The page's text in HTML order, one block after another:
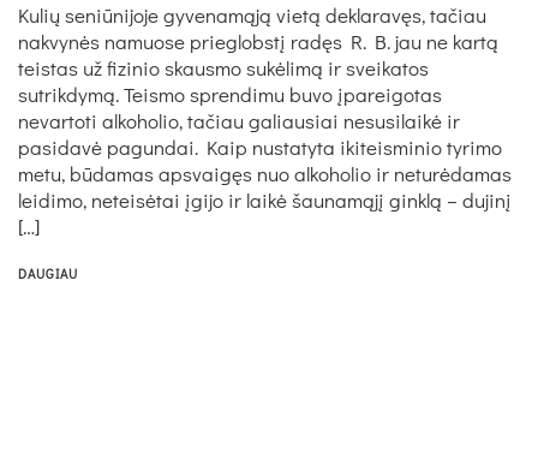
Kulių seniūnijoje gyvenamąją vietą deklaravęs, tačiau
nakvynės namuose prieglobstį radęs R. B. jau ne kartą
teistas už fizinio skausmo sukėlimą ir sveikatos
sutrikdymą. Teismo sprendimu buvo įpareigotas
nevartoti alkoholio, tačiau galiausiai nesusilaikė ir
pasidavė pagundai. Kaip nustatyta ikiteisminio tyrimo
metu, būdamas apsvaigęs nuo alkoholio ir neturėdamas
leidimo, neteisėtai įgijo ir laikė šaunamąjį ginklą – dujinį
[…]
DAUGIAU